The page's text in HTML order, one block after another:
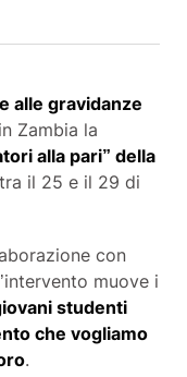
alle gravidanze
Zambia la
alla pari” della
il 25 e il 29 di
con
muove i
studenti
che vogliamo
.